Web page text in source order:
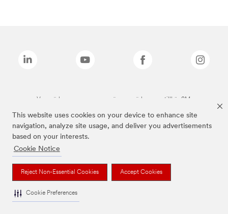
This website uses cookies on your device to enhance site
navigation, analyze site usage, and deliver you advertisements
based on your interests.
Cookie Notice
Reject Non-Essential Cookies Accept Cookies
Cookie Preferences
Varumärken som anges ovan är varumärken som tillhör 3M.